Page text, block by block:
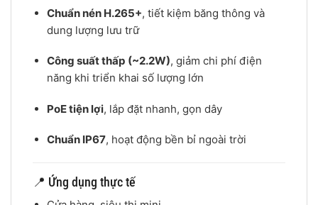
Chuẩn nén H.265+, tiết kiệm băng thông và
dung lượng lưu trữ
Công suất thấp (~2.2W), giảm chi phí điện
năng khi triển khai số lượng lớn
PoE tiện lợi, lắp đặt nhanh, gọn dây
Chuẩn IP67, hoạt động bền bỉ ngoài trời
📍 Ứng dụng thực tế